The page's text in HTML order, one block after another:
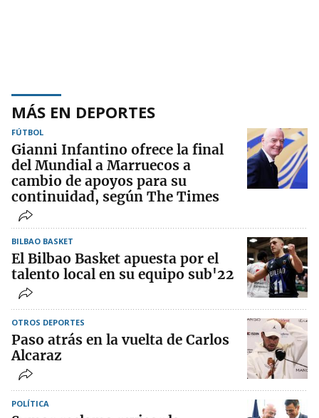
MÁS EN DEPORTES
FÚTBOL
Gianni Infantino ofrece la final
del Mundial a Marruecos a
cambio de apoyos para su
continuidad, según The Times
BILBAO BASKET
El Bilbao Basket apuesta por el
talento local en su equipo sub'22
OTROS DEPORTES
Paso atrás en la vuelta de Carlos
Alcaraz
POLÍTICA